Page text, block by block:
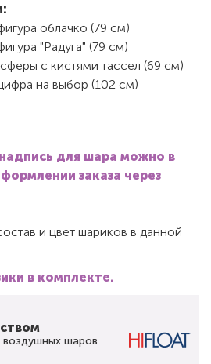
облачко (79 см)
"Радуга" (79 см)
с кистями тассел (69 см)
на выбор (102 см)
для шара можно в
заказа через
и цвет шариков в данной
в комплекте.
воздушных шаров